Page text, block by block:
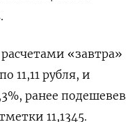
«завтра»
11,11 рубля, и
ранее подешевев
11,1345.